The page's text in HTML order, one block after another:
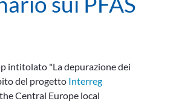
intitolato "La depurazione dei
del progetto Interreg
Central Europe local